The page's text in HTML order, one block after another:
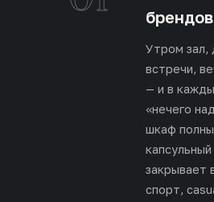
Утром зал,
встречи,
— и в
«нечего
шкаф
закрывает
спорт,